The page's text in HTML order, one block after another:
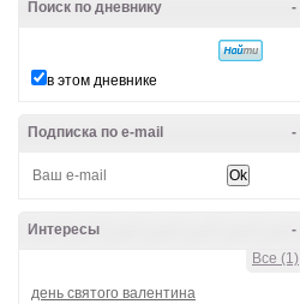
-
Поиск по дневнику
в этом дневнике
-
Подписка по e-mail
-
Интересы
Все (1)
день святого валентина